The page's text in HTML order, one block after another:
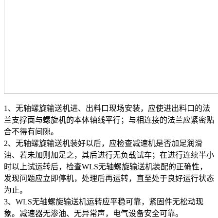
1、无轴螺旋输送机进、出料口现场安装，应使进出料口的法
兰支撑面与螺旋机的本体轴线平行；与相连接的法兰应紧密贴
合不得有间隙。
2、无轴螺旋输送机装好以后，应检查减速机是否加足润滑
油、若未加则加足之，其后进行无负载试车；在进行连续半小
时以上试运转后，检查WLS无轴螺旋输送机装配的正确性，
发现问题应立即停机，处理后再运转，直至处于良好运行状态
为止。
3、WLS无轴螺旋输送机运转应平稳可靠，紧固件无松动现
象。减速器无渗油、无异常声，电气设备安全可靠。